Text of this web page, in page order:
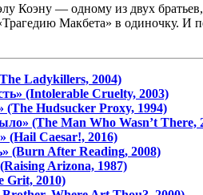
Коэну — одному из двух
Макбета» в одиночку. И
Ladykillers, 2004)
(Intolerable Cruelty, 2003)
Hudsucker Proxy, 1994)
(The Man Who Wasn’t There,
(Hail Caesar!, 2016)
(Burn After Reading, 2008)
Arizona, 1987)
Grit, 2010)